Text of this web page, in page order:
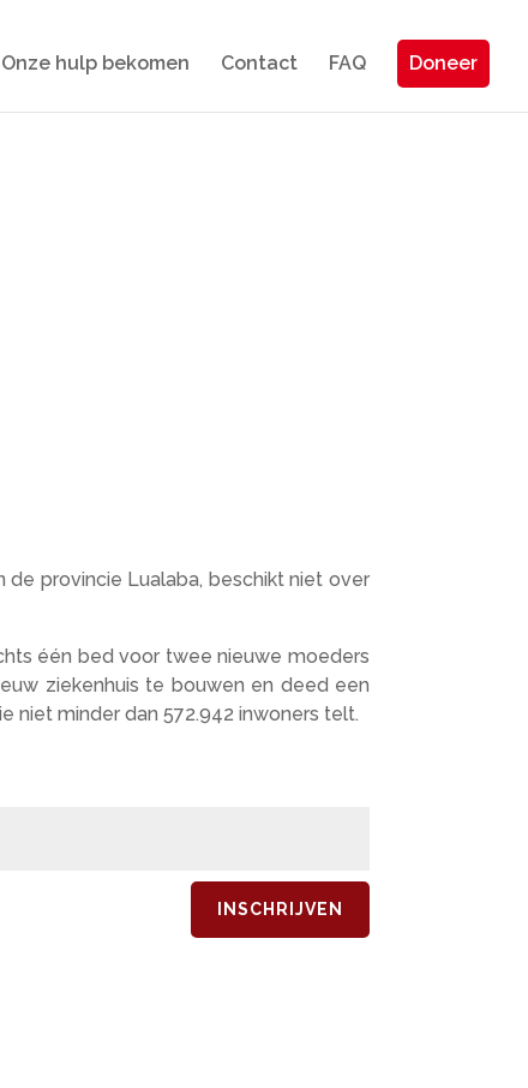
Onze hulp bekomen Contact FAQ Doneer
provincie Lualaba, beschikt niet over
één bed voor twee nieuwe moeders
ziekenhuis te bouwen en deed een
niet minder dan 572.942 inwoners telt.
INSCHRIJVEN